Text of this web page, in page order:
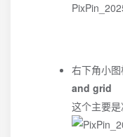
右下角小图
and grid
这个主要